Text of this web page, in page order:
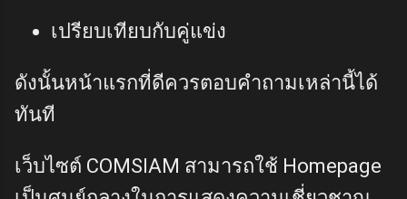
เปรียบเทียบกับคู่แข่ง
ดังนั้นหน้าแรกที่ดีควรตอบคำถามเหล่านี้ได้
ทันที
เว็บไซต์ COMSIAM สามารถใช้ Homepage